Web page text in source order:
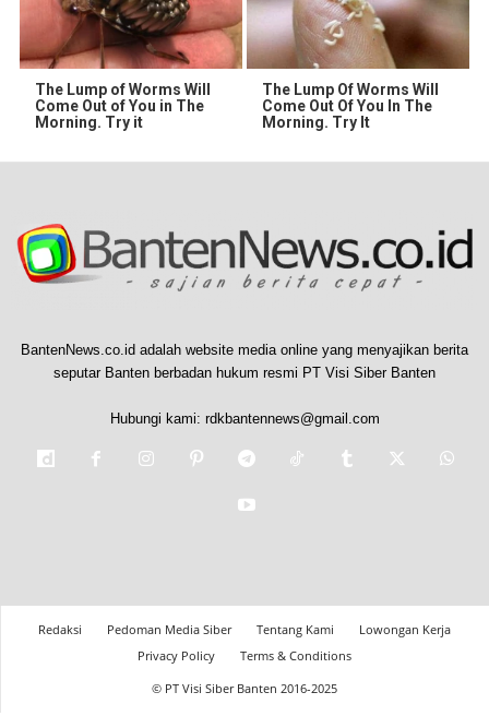
The Lump of Worms Will
Come Out of You in The
Morning. Try it
The Lump Of Worms Will
Come Out Of You In The
Morning. Try It
BantenNews.co.id adalah website media online yang menyajikan berita
seputar Banten berbadan hukum resmi PT Visi Siber Banten
Hubungi kami: rdkbantennews@gmail.com
Redaksi Pedoman Media Siber Tentang Kami
Lowongan Kerja
Privacy Policy
Terms & Conditions
© PT Visi Siber Banten 2016-2025